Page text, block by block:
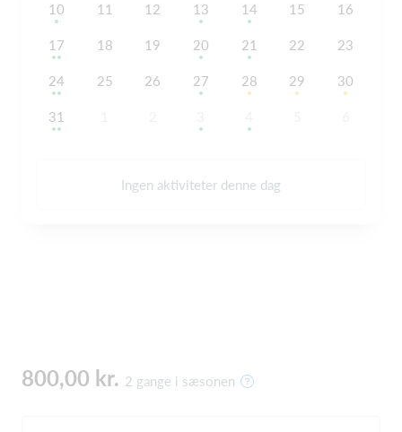
10 11 12 13 14 15 16
17 18 19 20 21 22 23
24 25 26 27 28 29 30
31
Ingen aktiviteter denne dag
800,00 kr. 2 gange i sæsonen